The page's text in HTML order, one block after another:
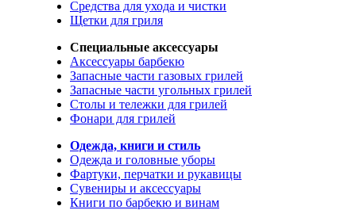
Средства для ухода и чистки
Щетки для гриля
Специальные аксессуары
Аксессуары барбекю
Запасные части газовых грилей
Запасные части угольных грилей
Столы и тележки для грилей
Фонари для грилей
Одежда, книги и стиль
Одежда и головные уборы
Фартуки, перчатки и рукавицы
Сувениры и аксессуары
Книги по барбекю и винам